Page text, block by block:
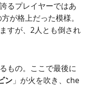
るプレイヤーではあ
が格上だった模様。
すが、2人とも倒され
もの。ここで最後に
ン 」が火を吹き、che